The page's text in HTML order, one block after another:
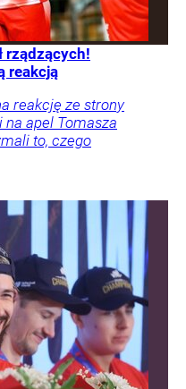
rządzących!
reakcją
reakcję ze strony
apel Tomasza
to, czego